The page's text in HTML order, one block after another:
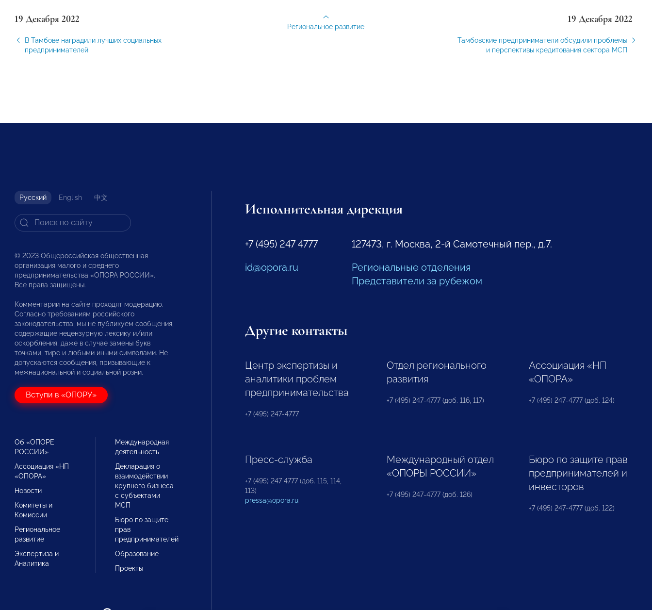
19 Декабря 2022
В Тамбове наградили лучших социальных
предпринимателей
19 Декабря 2022
Тамбовские предприниматели обсудили проблемы
и перспективы кредитования сектора МСП
Региональное развитие
Русский English 中文
© 2023 Общероссийская общественная
организация малого и среднего
предпринимательства «ОПОРА РОССИИ».
Все права защищены.
Комментарии на сайте проходят модерацию.
Согласно требованиям российского
законодательства, мы не публикуем сообщения,
содержащие нецензурную лексику и/или
оскорбления, даже в случае замены букв
точками, тире и любыми иными символами. Не
допускаются сообщения, призывающие к
межнациональной и социальной розни.
Вступи в «ОПОРУ»
Об «ОПОРЕ
РОССИИ»
Ассоциация «НП
«ОПОРА»
Новости
Комитеты и
Комиссии
Региональное
развитие
Экспертиза и
Аналитика
Международная
деятельность
Декларация о
взаимодействии
крупного бизнеса
с субъектами
МСП
Бюро по защите
прав
предпринимателей
Образование
Проекты
Исполнительная дирекция
+7 (495) 247 4777
id@opora.ru
127473, г. Москва, 2-й Самотечный пер., д.7.
Региональные отделения
Представители за рубежом
Другие контакты
Центр экспертизы и
аналитики проблем
предпринимательства
+7 (495) 247-4777
Отдел регионального
развития
+7 (495) 247-4777 (доб. 116, 117)
Ассоциация «НП
«ОПОРА»
+7 (495) 247-4777 (доб. 124)
Пресс-служба
+7 (495) 247 4777 (доб. 115, 114,
113)
pressa@opora.ru
Международный отдел
«ОПОРЫ РОССИИ»
+7 (495) 247-4777 (доб. 126)
Бюро по защите прав
предпринимателей и
инвесторов
+7 (495) 247-4777 (доб. 122)